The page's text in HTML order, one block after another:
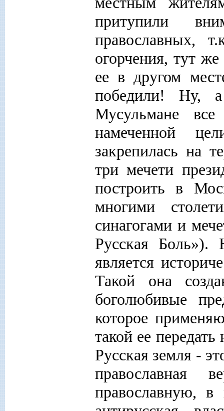
притупили
православных,
огорчения, тут
ее в другом
победили! Ну,
Мусульмане
намеченной
закрепилась на
три мечети
построить в
многими
синагогами и
Русская Боль»).
является
Такой она
боголюбивые
которое
такой ее
Русская земля -
православная
православную,